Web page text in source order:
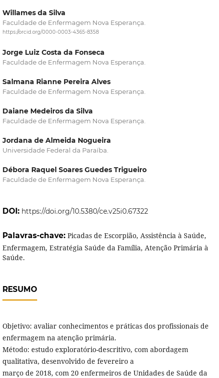
Willames da Silva
Faculdade de Enfermagem Nova Esperança.
https://orcid.org/0000-0003-4365-8358
Jorge Luiz Costa da Fonseca
Faculdade de Enfermagem Nova Esperança.
Salmana Rianne Pereira Alves
Faculdade de Enfermagem Nova Esperança.
Daiane Medeiros da Silva
Faculdade de Enfermagem Nova Esperança.
Jordana de Almeida Nogueira
Universidade Federal da Paraíba.
Débora Raquel Soares Guedes Trigueiro
Faculdade de Enfermagem Nova Esperança.
DOI: https://doi.org/10.5380/ce.v25i0.67322
Palavras-chave: Picadas de Escorpião, Assistência à Saúde,
Enfermagem, Estratégia Saúde da Família, Atenção Primária à
Saúde.
RESUMO
Objetivo: avaliar conhecimentos e práticas dos profissionais de
enfermagem na atenção primária.
Método: estudo exploratório-descritivo, com abordagem
qualitativa, desenvolvido de fevereiro a
março de 2018, com 20 enfermeiros de Unidades de Saúde da